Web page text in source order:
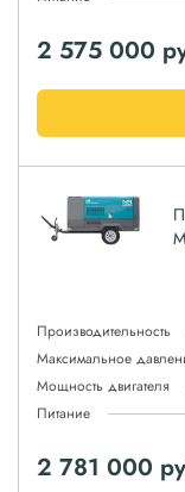
2 575 000
Производительность
Максимальное
Мощность двигателя
Питание
2 781 000